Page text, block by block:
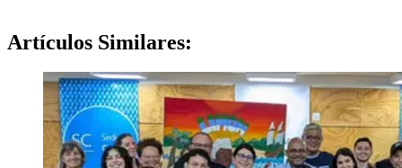
Artículos Similares: